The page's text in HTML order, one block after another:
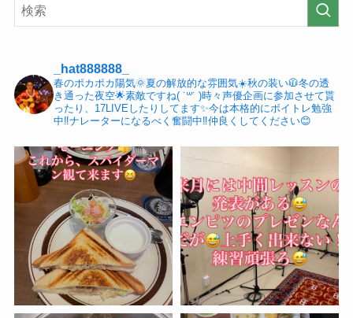
_hat888888_
春のポカポカ陽気🌞夏の解放的な雰囲気☀️秋の装い🧥冬の透
き通った夜空🌟素敵ですね( ˙꒳​˙ )時々声優企画に参加させて貰
ったり、17LIVEしたりしてます✨今は本格的にボイトレ勉強
中‼️ナレーターになるべく奮闘中‼️仲良くしてください😊